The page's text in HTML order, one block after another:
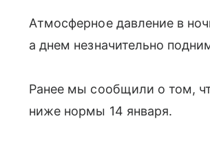
Атмосферное давление в
а днем незначительно
Ранее мы сообщили о том,
ниже нормы 14 января.